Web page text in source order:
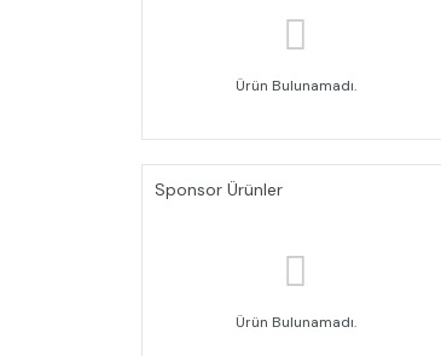
Ürün Bulunamadı.
Sponsor Ürünler
Ürün Bulunamadı.